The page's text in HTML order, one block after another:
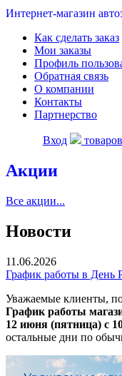
Интернет-магазин
Как сделать заказ
Мои заказы
Профиль
Обратная связь
О компании
Контакты
Партнерство
Вход
Акции
Все акции...
Новости
11.06.2026
График работы в День
Уважаемые клиенты,
График работы
12 июня (пятница) с
остальные дни по